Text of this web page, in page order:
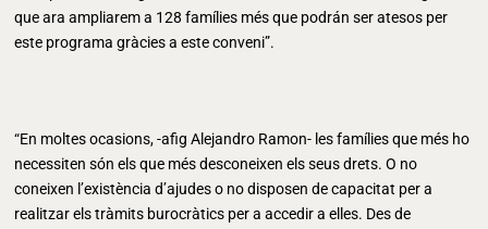
que ara ampliarem a 128 famílies més que podrán ser atesos per
este programa gràcies a este conveni”.
“En moltes ocasions, -afig Alejandro Ramon- les famílies que més ho
necessiten són els que més desconeixen els seus drets. O no
coneixen l’existència d’ajudes o no disposen de capacitat per a
realitzar els tràmits burocràtics per a accedir a elles. Des de